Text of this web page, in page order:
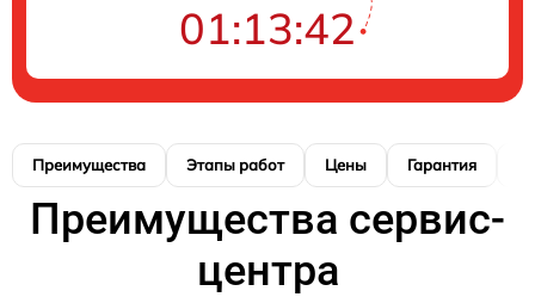
01:13:41
Преимущества Этапы работ Цены Гарантия
Преимущества сервис-
центра